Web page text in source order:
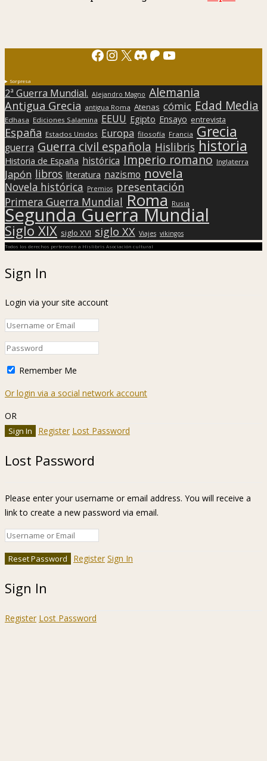
Facebook
Instagram
X Discord
Patreon
YouTube
Sorpresa
2ª Guerra Mundial. Alejandro Magno Alemania
Antigua Grecia antigua Roma Atenas cómic Edad Media
Edhasa Ediciones Salamina EEUU Egipto Ensayo entrevista
España Estados Unidos Europa filosofía Francia Grecia
guerra Guerra civil española Hislibris historia
Historia de España histórica Imperio romano Inglaterra
Japón libros literatura nazismo novela
Novela histórica Premios presentación
Primera Guerra Mundial Roma Rusia
Segunda Guerra Mundial
Siglo XIX siglo XVI siglo XX Viajes vikingos
Todos los derechos pertenecen a Hislibris Asociación cultural
Sign In
Login via your site account
Remember Me
Or login via a social network account
OR
Register Lost Password
Lost Password
Please enter your username or email address. You will receive a
link to create a new password via email.
Register Sign In
Sign In
Register Lost Password